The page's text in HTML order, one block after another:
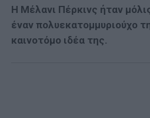
H Μέλανι Πέρκινς ήταν
έναν πολυεκατομμυριούχο
καινοτόμο ιδέα της.